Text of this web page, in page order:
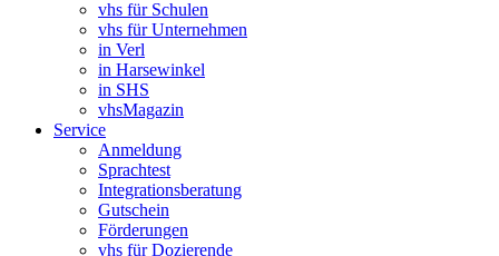
vhs für Schulen
vhs für Unternehmen
in Verl
in Harsewinkel
in SHS
vhsMagazin
Service
Anmeldung
Sprachtest
Integrationsberatung
Gutschein
Förderungen
vhs für Dozierende